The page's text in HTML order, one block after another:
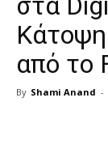
από το
By Shami Anand -